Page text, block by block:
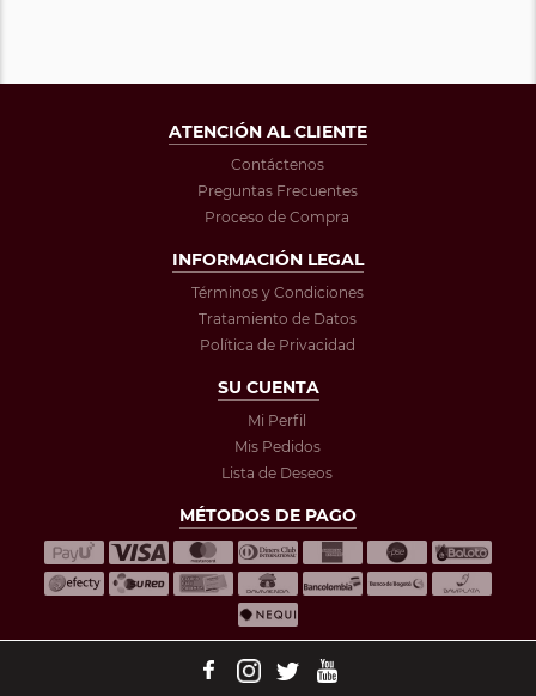
ATENCIÓN AL CLIENTE
Contáctenos
Preguntas Frecuentes
Proceso de Compra
INFORMACIÓN LEGAL
Términos y Condiciones
Tratamiento de Datos
Política de Privacidad
SU CUENTA
Mi Perfil
Mis Pedidos
Lista de Deseos
MÉTODOS DE PAGO